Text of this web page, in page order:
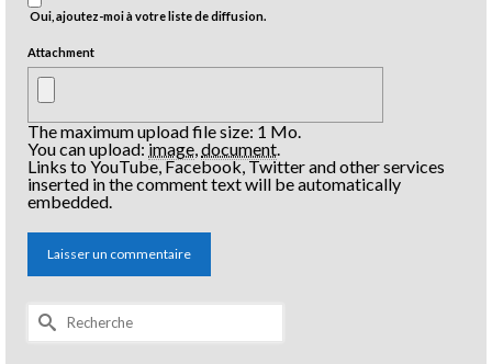
Oui, ajoutez-moi à votre liste de diffusion.
Attachment
The maximum upload file size: 1 Mo.
You can upload:image,document.
Links to YouTube, Facebook, Twitter and other services
inserted in the comment text will be automatically
embedded.
Rechercher :